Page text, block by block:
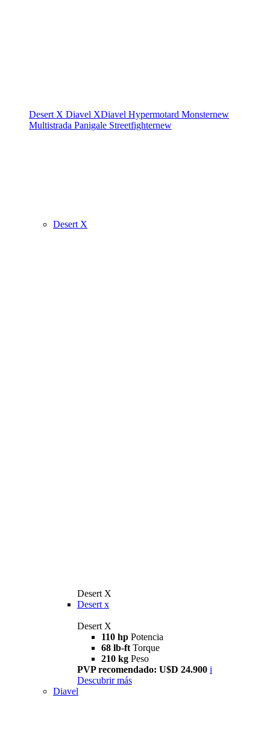
Desert X Diavel XDiavel Hypermotard Monsternew
Multistrada Panigale Streetfighternew
Desert X
Desert X
Desert x
Desert X
110 hp Potencia
68 lb-ft Torque
210 kg Peso
PVP recomendado: U$D 24.900 i
Descubrir más
Diavel